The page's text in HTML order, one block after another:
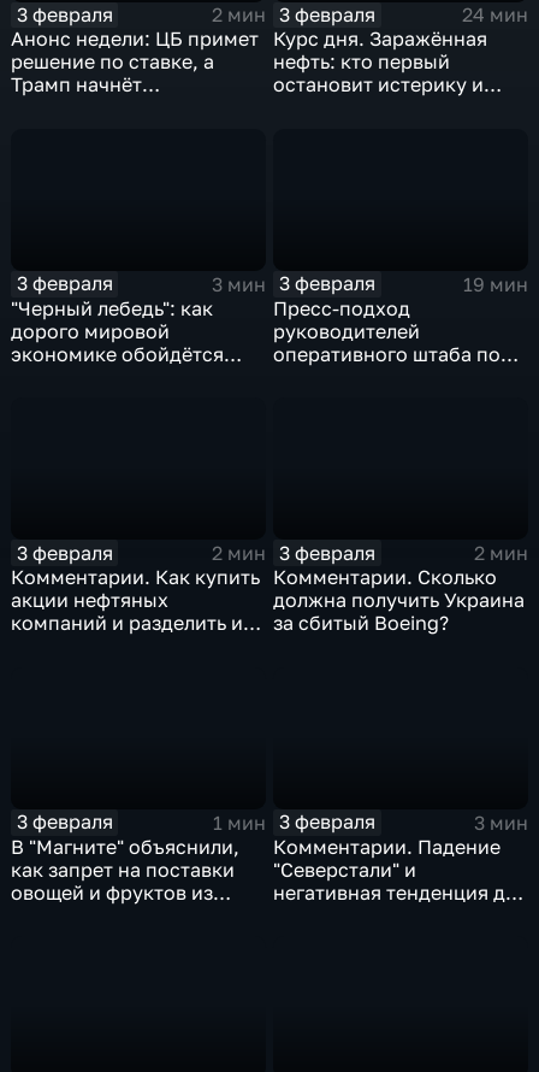
3 февраля
2 мин
Анонс недели: ЦБ примет
решение по ставке, а
Трамп начнёт
3 февраля
24 мин
Курс дня. Заражённая
нефть: кто первый
остановит истерику и
3 февраля
3 мин
"Черный лебедь": как
дорого мировой
экономике обойдётся
3 февраля
19 мин
Пресс-подход
руководителей
оперативного штаба по
3 февраля
2 мин
Комментарии. Как купить
акции нефтяных
компаний и разделить их
3 февраля
2 мин
Комментарии. Сколько
должна получить Украина
за сбитый Boeing?
3 февраля
1 мин
В "Магните" объяснили,
как запрет на поставки
овощей и фруктов из
3 февраля
3 мин
Комментарии. Падение
"Северстали" и
негативная тенденция для